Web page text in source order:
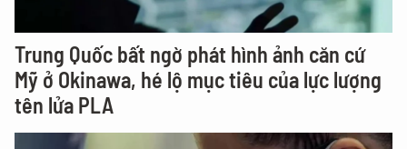
Trung Quốc bất ngờ phát hình ảnh căn cứ
Mỹ ở Okinawa, hé lộ mục tiêu của lực lượng
tên lửa PLA